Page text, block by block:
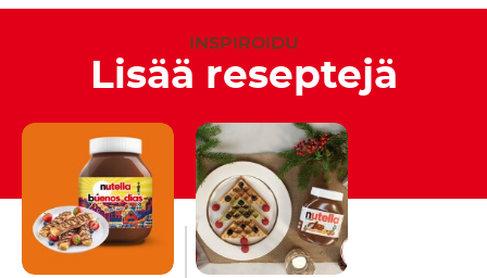
INSPIROIDU
Lisää reseptejä